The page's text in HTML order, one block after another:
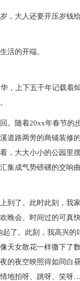
，大人还要开压岁钱
活的开端。
，上下五千年记载着
。随着20xx年春节的
道路两旁的商铺装修
，大大小小的公园里
集成气势磅礴的交响
到了。此时此刻，我
晚会。时间过的可真
此刻，我高兴的叫
天女散花一样撒下了
的夜空映照得如同白
地拍呀、跳呀、笑呀